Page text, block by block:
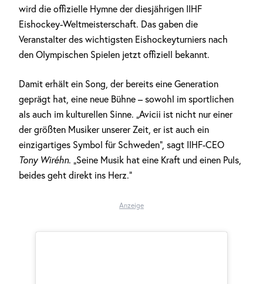
wird die offizielle Hymne der diesjährigen IIHF
Eishockey-Weltmeisterschaft. Das gaben die
Veranstalter des wichtigsten Eishockeyturniers nach
den Olympischen Spielen jetzt offiziell bekannt.
Damit erhält ein Song, der bereits eine Generation
geprägt hat, eine neue Bühne – sowohl im sportlichen
als auch im kulturellen Sinne. „Avicii ist nicht nur einer
der größten Musiker unserer Zeit, er ist auch ein
einzigartiges Symbol für Schweden“, sagt IIHF-CEO
Tony Wiréhn. „Seine Musik hat eine Kraft und einen Puls,
beides geht direkt ins Herz.“
Anzeige